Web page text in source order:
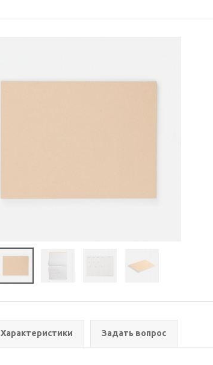
Характеристики Задать вопрос